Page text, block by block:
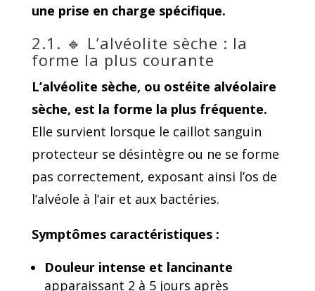
une prise en charge spécifique.
2.1. 🔹 L’alvéolite sèche : la
forme la plus courante
L’alvéolite sèche, ou ostéite alvéolaire
sèche, est la forme la plus fréquente.
Elle survient lorsque le caillot sanguin
protecteur se désintègre ou ne se forme
pas correctement, exposant ainsi l’os de
l’alvéole à l’air et aux bactéries.
Symptômes caractéristiques :
Douleur intense et lancinante
apparaissant 2 à 5 jours après